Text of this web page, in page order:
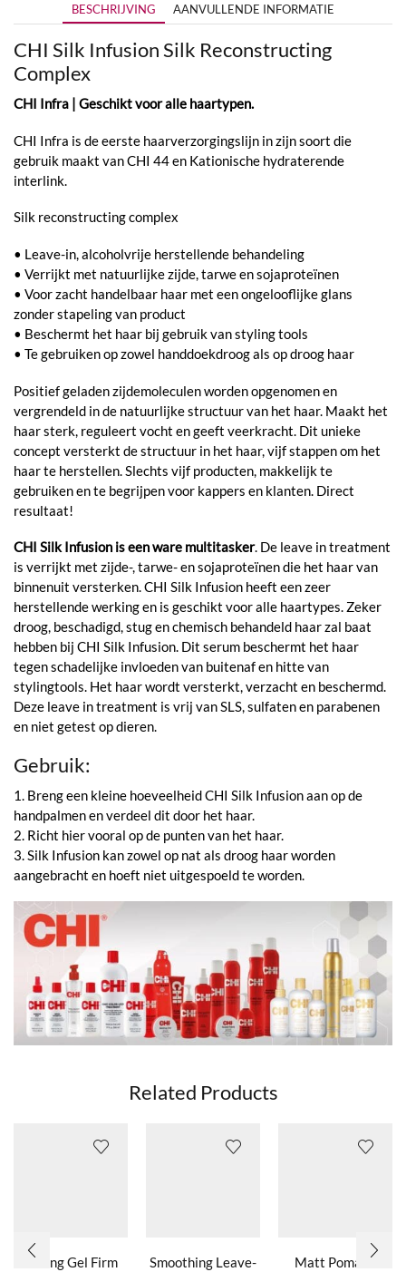
BESCHRIJVING AANVULLENDE INFORMATIE
CHI Silk Infusion Silk Reconstructing
Complex
CHI Infra | Geschikt voor alle haartypen.
CHI Infra is de eerste haarverzorgingslijn in zijn soort die
gebruik maakt van CHI 44 en Kationische hydraterende
interlink.
Silk reconstructing complex
• Leave-in, alcoholvrije herstellende behandeling
• Verrijkt met natuurlijke zijde, tarwe en sojaproteïnen
• Voor zacht handelbaar haar met een ongelooflijke glans
zonder stapeling van product
• Beschermt het haar bij gebruik van styling tools
• Te gebruiken op zowel handdoekdroog als op droog haar
Positief geladen zijdemoleculen worden opgenomen en
vergrendeld in de natuurlijke structuur van het haar. Maakt het
haar sterk, reguleert vocht en geeft veerkracht. Dit unieke
concept versterkt de structuur in het haar, vijf stappen om het
haar te herstellen. Slechts vijf producten, makkelijk te
gebruiken en te begrijpen voor kappers en klanten. Direct
resultaat!
CHI Silk Infusion is een ware multitasker. De leave in treatment
is verrijkt met zijde-, tarwe- en sojaproteïnen die het haar van
binnenuit versterken. CHI Silk Infusion heeft een zeer
herstellende werking en is geschikt voor alle haartypes. Zeker
droog, beschadigd, stug en chemisch behandeld haar zal baat
hebben bij CHI Silk Infusion. Dit serum beschermt het haar
tegen schadelijke invloeden van buitenaf en hitte van
stylingtools. Het haar wordt versterkt, verzacht en beschermd.
Deze leave in treatment is vrij van SLS, sulfaten en parabenen
en niet getest op dieren.
Gebruik:
1. Breng een kleine hoeveelheid CHI Silk Infusion aan op de
handpalmen en verdeel dit door het haar.
2. Richt hier vooral op de punten van het haar.
3. Silk Infusion kan zowel op nat als droog haar worden
aangebracht en hoeft niet uitgespoeld te worden.
Related Products
Strong Gel Firm
Smoothing Leave-
Matt Pomade